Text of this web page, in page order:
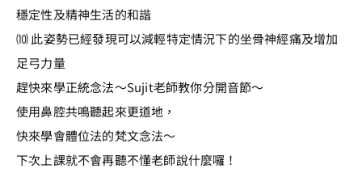
穩定性及精神生活的和諧
⑽ 此姿勢已經發現可以減輕特定情況下的坐骨神經痛及增加
足弓力量
趕快來學正統念法～Sujit老師教你分開音節～
使用鼻腔共鳴聽起來更道地，
快來學會體位法的梵文念法～
下次上課就不會再聽不懂老師說什麼囉！